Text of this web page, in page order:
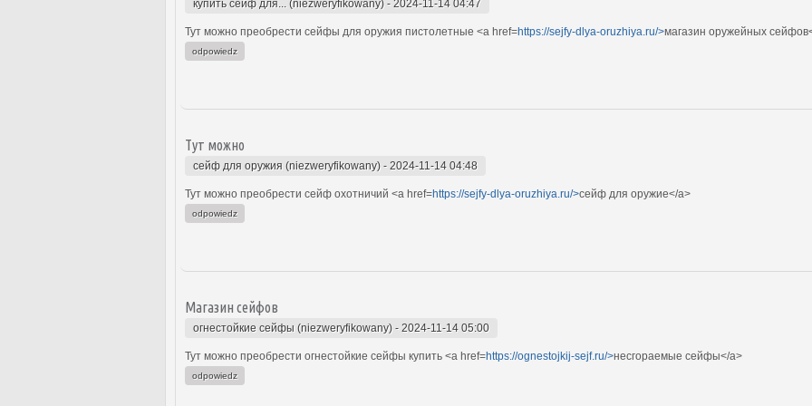
купить сейф для... (niezweryfikowany) - 2024-11-14 04:47
Тут можно преобрести сейфы для оружия пистолетные <a href=https://sejfy-dlya-oruzhiya.ru/>магазин оружейных
odpowiedz
Тут можно
сейф для оружия (niezweryfikowany) - 2024-11-14 04:48
Тут можно преобрести сейф охотничий <a href=https://sejfy-dlya-oruzhiya.ru/>сейф для оружие</a>
odpowiedz
Магазин сейфов
огнестойкие сейфы (niezweryfikowany) - 2024-11-14 05:00
Тут можно преобрести огнестойкие сейфы купить <a href=https://ognestojkij-sejf.ru/>несгораемые сейфы</a>
odpowiedz